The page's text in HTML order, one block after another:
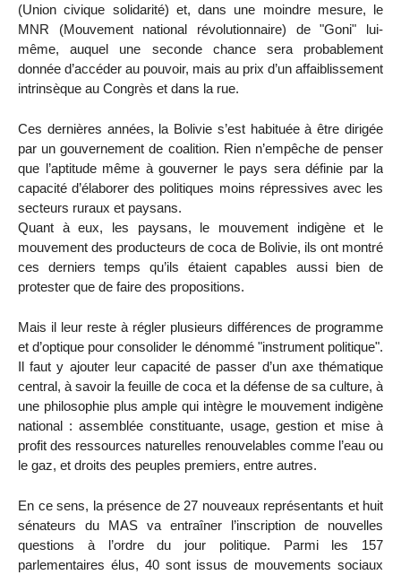
(Union civique solidarité) et, dans une moindre mesure, le
MNR (Mouvement national révolutionnaire) de "Goni" lui-
même, auquel une seconde chance sera probablement
donnée d’accéder au pouvoir, mais au prix d’un affaiblissement
intrinsèque au Congrès et dans la rue.
Ces dernières années, la Bolivie s’est habituée à être dirigée
par un gouvernement de coalition. Rien n’empêche de penser
que l’aptitude même à gouverner le pays sera définie par la
capacité d’élaborer des politiques moins répressives avec les
secteurs ruraux et paysans.
Quant à eux, les paysans, le mouvement indigène et le
mouvement des producteurs de coca de Bolivie, ils ont montré
ces derniers temps qu’ils étaient capables aussi bien de
protester que de faire des propositions.
Mais il leur reste à régler plusieurs différences de programme
et d’optique pour consolider le dénommé "instrument politique".
Il faut y ajouter leur capacité de passer d’un axe thématique
central, à savoir la feuille de coca et la défense de sa culture, à
une philosophie plus ample qui intègre le mouvement indigène
national : assemblée constituante, usage, gestion et mise à
profit des ressources naturelles renouvelables comme l’eau ou
le gaz, et droits des peuples premiers, entre autres.
En ce sens, la présence de 27 nouveaux représentants et huit
sénateurs du MAS va entraîner l’inscription de nouvelles
questions à l’ordre du jour politique. Parmi les 157
parlementaires élus, 40 sont issus de mouvements sociaux